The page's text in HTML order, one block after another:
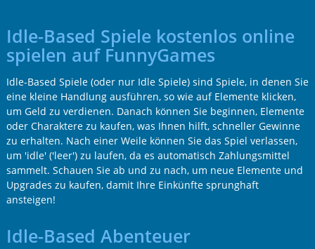
Idle-Based Spiele kostenlos online
spielen auf FunnyGames
Idle-Based Spiele (oder nur Idle Spiele) sind Spiele, in denen Sie
eine kleine Handlung ausführen, so wie auf Elemente klicken,
um Geld zu verdienen. Danach können Sie beginnen, Elemente
oder Charaktere zu kaufen, was Ihnen hilft, schneller Gewinne
zu erhalten. Nach einer Weile können Sie das Spiel verlassen,
um 'idle' ('leer') zu laufen, da es automatisch Zahlungsmittel
sammelt. Schauen Sie ab und zu nach, um neue Elemente und
Upgrades zu kaufen, damit Ihre Einkünfte sprunghaft
ansteigen!
Idle-Based Abenteuer